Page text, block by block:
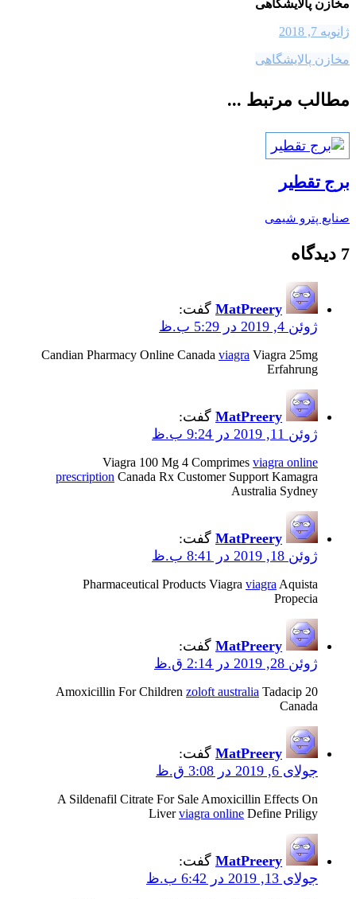
مخازن پالایشگاهی
ژانویه 7, 2018
مخازن پالایشگاهی
مطالب مرتبط ...
برج تقطیر
صنایع پترو شیمی
7 دیدگاه
MatPreery گفت:
ژوئن 4, 2019 در 5:29 ب.ظ
Candian Pharmacy Online Canada viagra Viagra 25mg
Erfahrung
MatPreery گفت:
ژوئن 11, 2019 در 9:24 ب.ظ
Viagra 100 Mg 4 Comprimes viagra online
prescription Canada Rx Customer Support Kamagra
Australia Sydney
MatPreery گفت:
ژوئن 18, 2019 در 8:41 ب.ظ
Pharmaceutical Products Viagra viagraAquista
Propecia
MatPreery گفت:
ژوئن 28, 2019 در 2:14 ق.ظ
Amoxicillin For Children zoloft australia Tadacip 20
Canada
MatPreery گفت:
جولای 6, 2019 در 3:08 ق.ظ
A Sildenafil Citrate For Sale Amoxicillin Effects On
Liverviagra online Define Priligy
MatPreery گفت:
جولای 13, 2019 در 6:42 ب.ظ